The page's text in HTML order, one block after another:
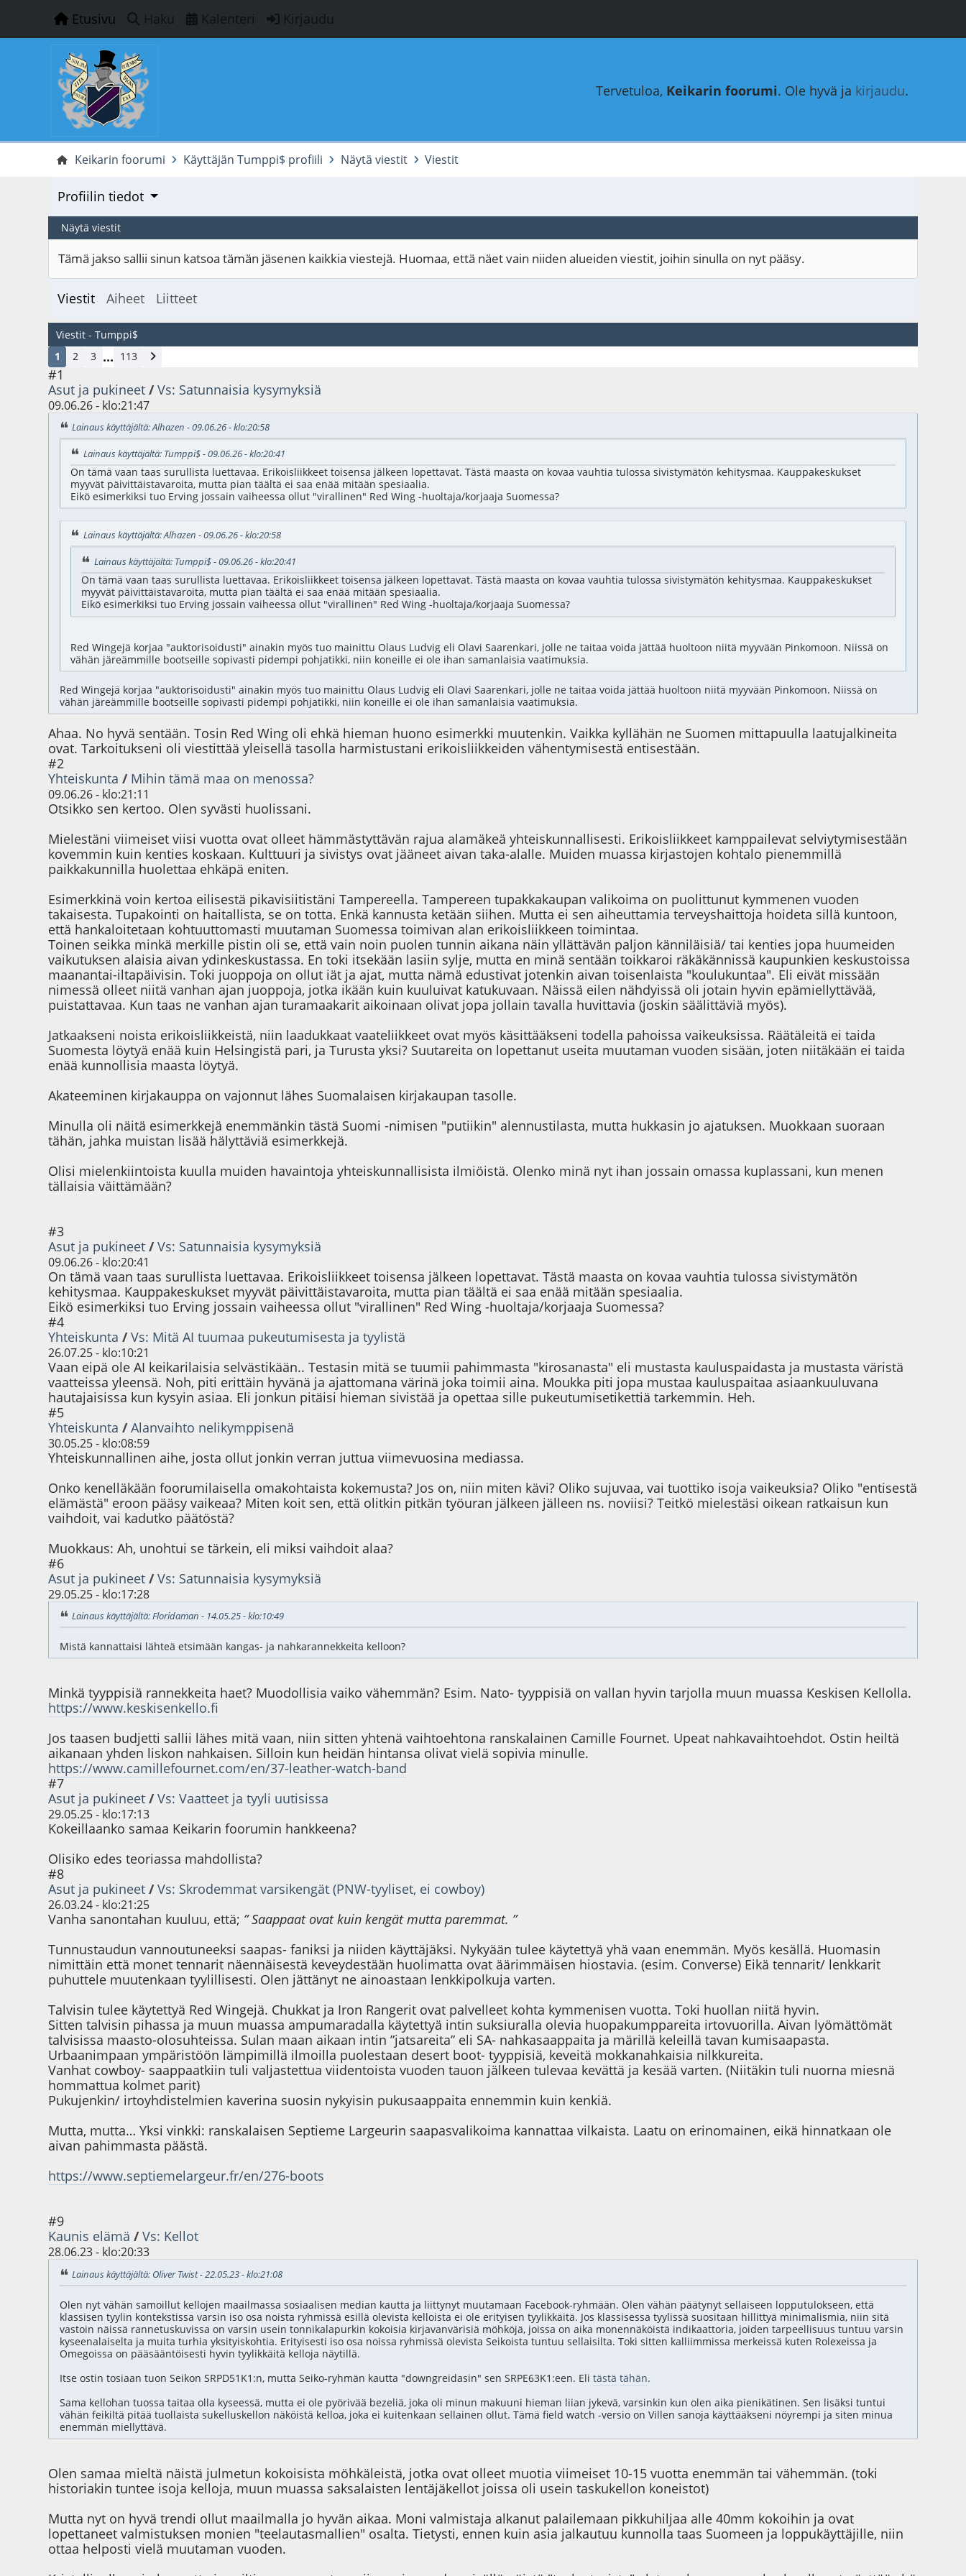
Etusivu Haku Kalenteri Kirjaudu
Tervetuloa, Keikarin foorumi. Ole hyvä ja kirjaudu.
Keikarin foorumi Käyttäjän Tumppi$ profiili Näytä viestit Viestit
Profiilin tiedot
Näytä viestit
Tämä jakso sallii sinun katsoa tämän jäsenen kaikkia viestejä. Huomaa, että näet vain niiden alueiden viestit, joihin sinulla on nyt pääsy.
Viestit Aiheet Liitteet
Viestit - Tumppi$
1
2 3 ... 113
#1
Asut ja pukineet /Vs: Satunnaisia kysymyksiä
09.06.26 - klo:21:47
Lainaus käyttäjältä: Alhazen - 09.06.26 - klo:20:58
Lainaus käyttäjältä: Tumppi$ - 09.06.26 - klo:20:41
On tämä vaan taas surullista luettavaa. Erikoisliikkeet toisensa jälkeen lopettavat. Tästä maasta on kovaa vauhtia tulossa sivistymätön kehitysmaa. Kauppakeskukset
myyvät päivittäistavaroita, mutta pian täältä ei saa enää mitään spesiaalia.
Eikö esimerkiksi tuo Erving jossain vaiheessa ollut "virallinen" Red Wing -huoltaja/korjaaja Suomessa?
Lainaus käyttäjältä: Alhazen - 09.06.26 - klo:20:58
Lainaus käyttäjältä: Tumppi$ - 09.06.26 - klo:20:41
On tämä vaan taas surullista luettavaa. Erikoisliikkeet toisensa jälkeen lopettavat. Tästä maasta on kovaa vauhtia tulossa sivistymätön kehitysmaa. Kauppakeskukset
myyvät päivittäistavaroita, mutta pian täältä ei saa enää mitään spesiaalia.
Eikö esimerkiksi tuo Erving jossain vaiheessa ollut "virallinen" Red Wing -huoltaja/korjaaja Suomessa?
Red Wingejä korjaa "auktorisoidusti" ainakin myös tuo mainittu Olaus Ludvig eli Olavi Saarenkari, jolle ne taitaa voida jättää huoltoon niitä myyvään Pinkomoon. Niissä on
vähän järeämmille bootseille sopivasti pidempi pohjatikki, niin koneille ei ole ihan samanlaisia vaatimuksia.
Red Wingejä korjaa "auktorisoidusti" ainakin myös tuo mainittu Olaus Ludvig eli Olavi Saarenkari, jolle ne taitaa voida jättää huoltoon niitä myyvään Pinkomoon. Niissä on
vähän järeämmille bootseille sopivasti pidempi pohjatikki, niin koneille ei ole ihan samanlaisia vaatimuksia.
Ahaa. No hyvä sentään. Tosin Red Wing oli ehkä hieman huono esimerkki muutenkin. Vaikka kyllähän ne Suomen mittapuulla laatujalkineita
ovat. Tarkoitukseni oli viestittää yleisellä tasolla harmistustani erikoisliikkeiden vähentymisestä entisestään.
#2
Yhteiskunta / Mihin tämä maa on menossa?
09.06.26 - klo:21:11
Otsikko sen kertoo. Olen syvästi huolissani.
Mielestäni viimeiset viisi vuotta ovat olleet hämmästyttävän rajua alamäkeä yhteiskunnallisesti. Erikoisliikkeet kamppailevat selviytymisestään
kovemmin kuin kenties koskaan. Kulttuuri ja sivistys ovat jääneet aivan taka-alalle. Muiden muassa kirjastojen kohtalo pienemmillä
paikkakunnilla huolettaa ehkäpä eniten.
Esimerkkinä voin kertoa eilisestä pikavisiitistäni Tampereella. Tampereen tupakkakaupan valikoima on puolittunut kymmenen vuoden
takaisesta. Tupakointi on haitallista, se on totta. Enkä kannusta ketään siihen. Mutta ei sen aiheuttamia terveyshaittoja hoideta sillä kuntoon,
että hankaloitetaan kohtuuttomasti muutaman Suomessa toimivan alan erikoisliikkeen toimintaa.
Toinen seikka minkä merkille pistin oli se, että vain noin puolen tunnin aikana näin yllättävän paljon känniläisiä/ tai kenties jopa huumeiden
vaikutuksen alaisia aivan ydinkeskustassa. En toki itsekään lasiin sylje, mutta en minä sentään toikkaroi räkäkännissä kaupunkien keskustoissa
maanantai-iltapäivisin. Toki juoppoja on ollut iät ja ajat, mutta nämä edustivat jotenkin aivan toisenlaista "koulukuntaa". Eli eivät missään
nimessä olleet niitä vanhan ajan juoppoja, jotka ikään kuin kuuluivat katukuvaan. Näissä eilen nähdyissä oli jotain hyvin epämiellyttävää,
puistattavaa. Kun taas ne vanhan ajan turamaakarit aikoinaan olivat jopa jollain tavalla huvittavia (joskin säälittäviä myös).
Jatkaakseni noista erikoisliikkeistä, niin laadukkaat vaateliikkeet ovat myös käsittääkseni todella pahoissa vaikeuksissa. Räätäleitä ei taida
Suomesta löytyä enää kuin Helsingistä pari, ja Turusta yksi? Suutareita on lopettanut useita muutaman vuoden sisään, joten niitäkään ei taida
enää kunnollisia maasta löytyä.
Akateeminen kirjakauppa on vajonnut lähes Suomalaisen kirjakaupan tasolle.
Minulla oli näitä esimerkkejä enemmänkin tästä Suomi -nimisen "putiikin" alennustilasta, mutta hukkasin jo ajatuksen. Muokkaan suoraan
tähän, jahka muistan lisää hälyttäviä esimerkkejä.
Olisi mielenkiintoista kuulla muiden havaintoja yhteiskunnallisista ilmiöistä. Olenko minä nyt ihan jossain omassa kuplassani, kun menen
tällaisia väittämään?
#3
Asut ja pukineet /Vs: Satunnaisia kysymyksiä
09.06.26 - klo:20:41
On tämä vaan taas surullista luettavaa. Erikoisliikkeet toisensa jälkeen lopettavat. Tästä maasta on kovaa vauhtia tulossa sivistymätön
kehitysmaa. Kauppakeskukset myyvät päivittäistavaroita, mutta pian täältä ei saa enää mitään spesiaalia.
Eikö esimerkiksi tuo Erving jossain vaiheessa ollut "virallinen" Red Wing -huoltaja/korjaaja Suomessa?
#4
Yhteiskunta /Vs: Mitä AI tuumaa pukeutumisesta ja tyylistä
26.07.25 - klo:10:21
Vaan eipä ole AI keikarilaisia selvästikään.. Testasin mitä se tuumii pahimmasta "kirosanasta" eli mustasta kauluspaidasta ja mustasta väristä
vaatteissa yleensä. Noh, piti erittäin hyvänä ja ajattomana värinä joka toimii aina. Moukka piti jopa mustaa kauluspaitaa asiaankuuluvana
hautajaisissa kun kysyin asiaa. Eli jonkun pitäisi hieman sivistää ja opettaa sille pukeutumisetikettiä tarkemmin. Heh.
#5
Yhteiskunta /Alanvaihto nelikymppisenä
30.05.25 - klo:08:59
Yhteiskunnallinen aihe, josta ollut jonkin verran juttua viimevuosina mediassa.
Onko kenelläkään foorumilaisella omakohtaista kokemusta? Jos on, niin miten kävi? Oliko sujuvaa, vai tuottiko isoja vaikeuksia? Oliko "entisestä
elämästä" eroon pääsy vaikeaa? Miten koit sen, että olitkin pitkän työuran jälkeen jälleen ns. noviisi? Teitkö mielestäsi oikean ratkaisun kun
vaihdoit, vai kadutko päätöstä?
Muokkaus: Ah, unohtui se tärkein, eli miksi vaihdoit alaa?
#6
Asut ja pukineet /Vs: Satunnaisia kysymyksiä
29.05.25 - klo:17:28
Lainaus käyttäjältä: Floridaman - 14.05.25 - klo:10:49
Mistä kannattaisi lähteä etsimään kangas- ja nahkarannekkeita kelloon?
Minkä tyyppisiä rannekkeita haet? Muodollisia vaiko vähemmän? Esim. Nato- tyyppisiä on vallan hyvin tarjolla muun muassa Keskisen Kellolla.
https://www.keskisenkello.fi
Jos taasen budjetti sallii lähes mitä vaan, niin sitten yhtenä vaihtoehtona ranskalainen Camille Fournet. Upeat nahkavaihtoehdot. Ostin heiltä
aikanaan yhden liskon nahkaisen. Silloin kun heidän hintansa olivat vielä sopivia minulle.
https://www.camillefournet.com/en/37-leather-watch-band
#7
Asut ja pukineet /Vs: Vaatteet ja tyyli uutisissa
29.05.25 - klo:17:13
Kokeillaanko samaa Keikarin foorumin hankkeena?
Olisiko edes teoriassa mahdollista?
#8
Asut ja pukineet /Vs: Skrodemmat varsikengät (PNW-tyyliset, ei cowboy)
26.03.24 - klo:21:25
Vanha sanontahan kuuluu, että; ” Saappaat ovat kuin kengät mutta paremmat. ”
Tunnustaudun vannoutuneeksi saapas- faniksi ja niiden käyttäjäksi. Nykyään tulee käytettyä yhä vaan enemmän. Myös kesällä. Huomasin
nimittäin että monet tennarit näennäisestä keveydestään huolimatta ovat äärimmäisen hiostavia. (esim. Converse) Eikä tennarit/ lenkkarit
puhuttele muutenkaan tyylillisesti. Olen jättänyt ne ainoastaan lenkkipolkuja varten.
Talvisin tulee käytettyä Red Wingejä. Chukkat ja Iron Rangerit ovat palvelleet kohta kymmenisen vuotta. Toki huollan niitä hyvin.
Sitten talvisin pihassa ja muun muassa ampumaradalla käytettyä intin suksiuralla olevia huopakumppareita irtovuorilla. Aivan lyömättömät
talvisissa maasto-olosuhteissa. Sulan maan aikaan intin ”jatsareita” eli SA- nahkasaappaita ja märillä keleillä tavan kumisaapasta.
Urbaanimpaan ympäristöön lämpimillä ilmoilla puolestaan desert boot- tyyppisiä, keveitä mokkanahkaisia nilkkureita.
Vanhat cowboy- saappaatkiin tuli valjastettua viidentoista vuoden tauon jälkeen tulevaa kevättä ja kesää varten. (Niitäkin tuli nuorna miesnä
hommattua kolmet parit)
Pukujenkin/ irtoyhdistelmien kaverina suosin nykyisin pukusaappaita ennemmin kuin kenkiä.
Mutta, mutta… Yksi vinkki: ranskalaisen Septieme Largeurin saapasvalikoima kannattaa vilkaista. Laatu on erinomainen, eikä hinnatkaan ole
aivan pahimmasta päästä.
https://www.septiemelargeur.fr/en/276-boots
#9
Kaunis elämä /Vs: Kellot
28.06.23 - klo:20:33
Lainaus käyttäjältä: Oliver Twist - 22.05.23 - klo:21:08
Olen nyt vähän samoillut kellojen maailmassa sosiaalisen median kautta ja liittynyt muutamaan Facebook-ryhmään. Olen vähän päätynyt sellaiseen lopputulokseen, että
klassisen tyylin kontekstissa varsin iso osa noista ryhmissä esillä olevista kelloista ei ole erityisen tyylikkäitä. Jos klassisessa tyylissä suositaan hillittyä minimalismia, niin sitä
vastoin näissä rannetuskuvissa on varsin usein tonnikalapurkin kokoisia kirjavanvärisiä möhköjä, joissa on aika monennäköistä indikaattoria, joiden tarpeellisuus tuntuu varsin
kyseenalaiselta ja muita turhia yksityiskohtia. Erityisesti iso osa noissa ryhmissä olevista Seikoista tuntuu sellaisilta. Toki sitten kalliimmissa merkeissä kuten Rolexeissa ja
Omegoissa on pääsääntöisesti hyvin tyylikkäitä kelloja näytillä.
Itse ostin tosiaan tuon Seikon SRPD51K1:n, mutta Seiko-ryhmän kautta "downgreidasin" sen SRPE63K1:een. Eli tästä tähän.
Sama kellohan tuossa taitaa olla kyseessä, mutta ei ole pyörivää bezeliä, joka oli minun makuuni hieman liian jykevä, varsinkin kun olen aika pienikätinen. Sen lisäksi tuntui
vähän feikiltä pitää tuollaista sukelluskellon näköistä kelloa, joka ei kuitenkaan sellainen ollut. Tämä field watch -versio on Villen sanoja käyttääkseni nöyrempi ja siten minua
enemmän miellyttävä.
Olen samaa mieltä näistä julmetun kokoisista möhkäleistä, jotka ovat olleet muotia viimeiset 10-15 vuotta enemmän tai vähemmän. (toki
historiakin tuntee isoja kelloja, muun muassa saksalaisten lentäjäkellot joissa oli usein taskukellon koneistot)
Mutta nyt on hyvä trendi ollut maailmalla jo hyvän aikaa. Moni valmistaja alkanut palailemaan pikkuhiljaa alle 40mm kokoihin ja ovat
lopettaneet valmistuksen monien "teelautasmallien" osalta. Tietysti, ennen kuin asia jalkautuu kunnolla taas Suomeen ja loppukäyttäjille, niin
ottaa helposti vielä muutaman vuoden.